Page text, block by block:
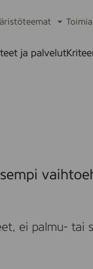
ja palvelut
ei palmu- tai